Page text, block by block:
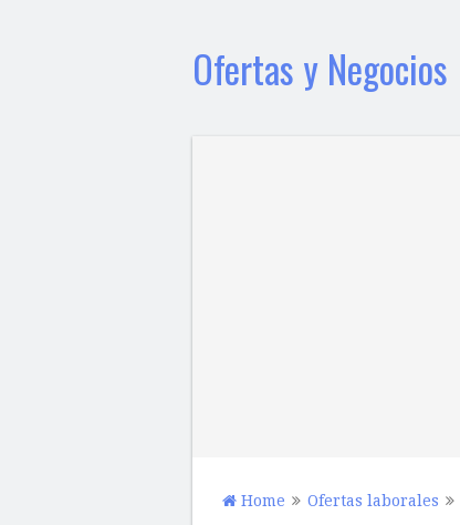
Ofertas y Negocios
Home Ofertas laborales